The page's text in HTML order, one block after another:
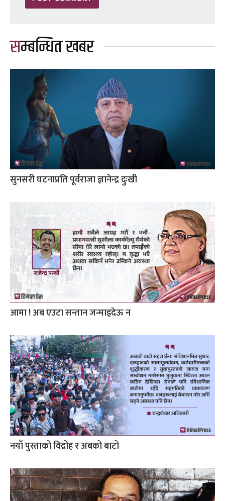
सम्बन्धित खबर
सुनसरी घटनाप्रति पूर्वराजा ज्ञानेन्द्र दुःखी
आमा ! अब एउटा सन्तान जन्माइदेऊ न
नयाँ पुस्ताको विद्रोह र अबको बाटो